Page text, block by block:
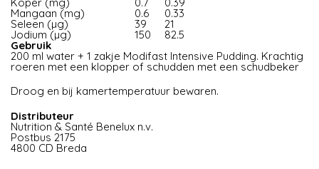
Mangaan (mg) 0.6 0.33
Seleen (µg) 39 21
Jodium (µg) 150 82.5
Gebruik
200 ml water + 1 zakje Modifast Intensive Pudding. Krachtig
roeren met een klopper of schudden met een schudbeker
Droog en bij kamertemperatuur bewaren.
Distributeur
Nutrition & Santé Benelux n.v.
Postbus 2175
4800 CD Breda